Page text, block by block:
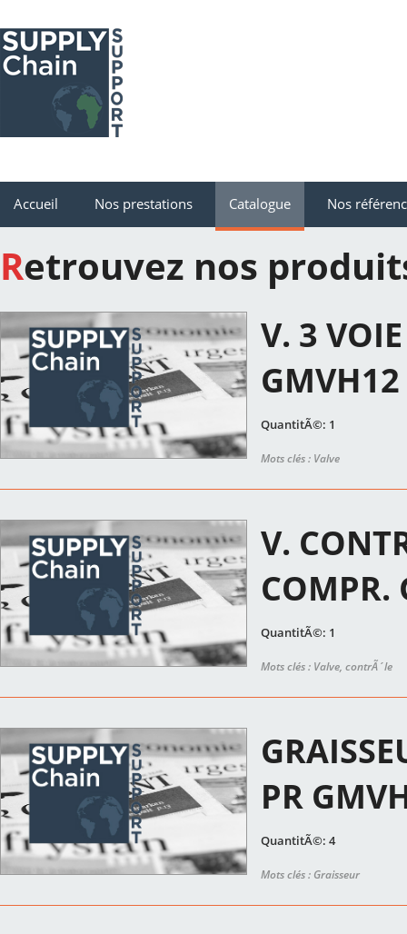
Accueil Nos prestations Catalogue Nos
Retrouvez nos
V. 3
GMVH12
QuantitÃ©: 1
Mots clés : Valve
V.
COMPR.
QuantitÃ©: 1
Mots clés : Valve, contrÃ´le
PR
QuantitÃ©: 4
Mots clés : Graisseur